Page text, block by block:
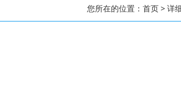
您所在的位置： 首页> 详